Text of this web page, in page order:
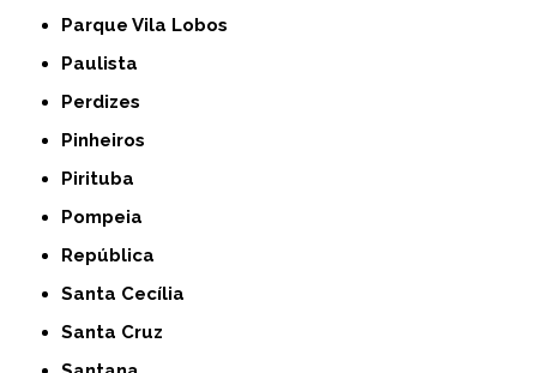
Parque Vila Lobos
Paulista
Perdizes
Pinheiros
Pirituba
Pompeia
República
Santa Cecília
Santa Cruz